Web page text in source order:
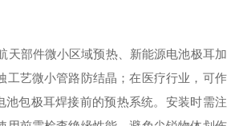
天部件微小区域预热、新能源电池极耳加
工艺微小管路防结晶；在医疗行业，可作
包极耳焊接前的预热系统。安装时需注